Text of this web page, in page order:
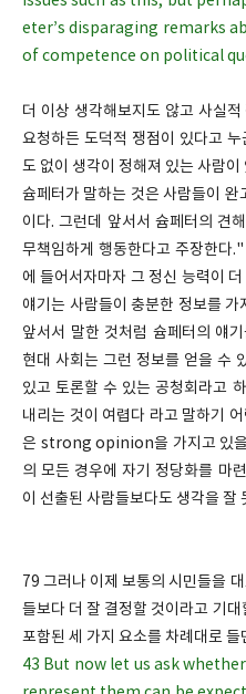
eter’s disparaging remarks
of competence on political
더 이상 생각해보지도 않고 사실
요청하든 도덕적 쟁점이 있다고
도 없이 생각이 정해져 있는 사람이
슘페터가 말하는 것은 사람들이 완
이다. 그런데 앞서서 슘페터의 견
무책임하게 행동한다고 주장한다
에 들어서자마자 그 정신 능력이
얘기는 사람들이 충분한 정보를
앞서서 말한 것처럼 슘페터의 얘
현대 사회는 그런 정보를 얻을 수
있고 토론할 수 있는 공청회라고
내리는 것이 여렵다 라고 말하기
은 strong opinion을 가지고 있을
의 모든 경우에 자기 정당화를 마
이 선출된 사람들보다도 생각을 잘
79 그러나 이제 보통의 시민들을
들보다 더 잘 결정할 것이라고 기
포함된 세 가지 요소를 차례대로 들
43 But now let us ask